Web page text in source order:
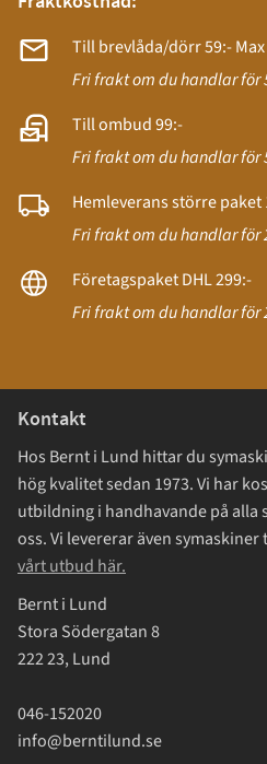
Till brevlåda/dörr 59:-
Fri frakt om du handlar för
Till ombud 99:-
Fri frakt om du handlar för
Hemleverans större paket
Fri frakt om du handlar för
Företagspaket DHL 299:-
Fri frakt om du handlar för
Kontakt
Hos Bernt i Lund hittar du
hög kvalitet sedan 1973. Vi har
utbildning i handhavande på alla
oss. Vi levererar även
vårt utbud här.
Bernt i Lund
Stora Södergatan 8
222 23, Lund
046-152020
info@berntilund.se